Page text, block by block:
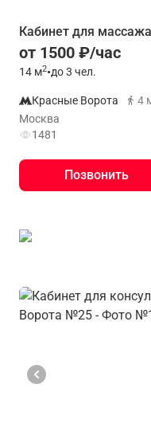
Кабинет для
от 1500 ₽/час
14 м2•до 3 чел.
Красные Ворота
4
Москва
1481
Позвонить